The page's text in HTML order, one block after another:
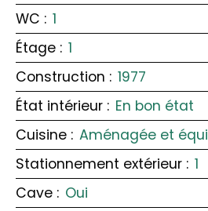
WC : 1
Étage : 1
Construction : 1977
État intérieur : En bon état
Cuisine : Aménagée et
Stationnement extérieur : 1
Cave : Oui